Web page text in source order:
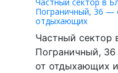
Пограничный, 36 —
отдыхающих
Частный сектор
Пограничный,
от отдыхающих